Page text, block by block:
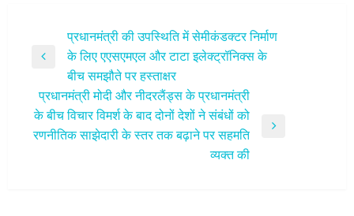
नेविगेशन
प्रधानमंत्री की उपस्थिति में सेमीकंडक्टर निर्माण
के लिए एएसएमएल और टाटा इलेक्ट्रॉनिक्स के
बीच समझौते पर हस्ताक्षर
Next
प्रधानमंत्री मोदी और नीदरलैंड्स के प्रधानमंत्री
के बीच विचार विमर्श के बाद दोनों देशों ने संबंधों को
रणनीतिक साझेदारी के स्तर तक बढ़ाने पर सहमति
व्यक्त की